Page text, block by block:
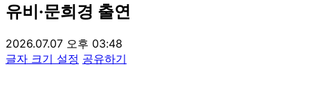
유비·문희경 출연
2026.07.07 오후 03:48
글자 크기 설정 공유하기